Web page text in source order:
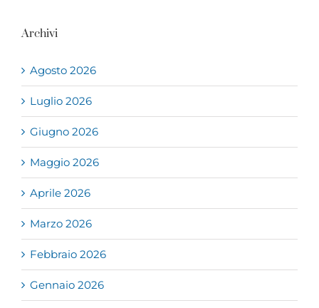
Archivi
Agosto 2026
Luglio 2026
Giugno 2026
Maggio 2026
Aprile 2026
Marzo 2026
Febbraio 2026
Gennaio 2026